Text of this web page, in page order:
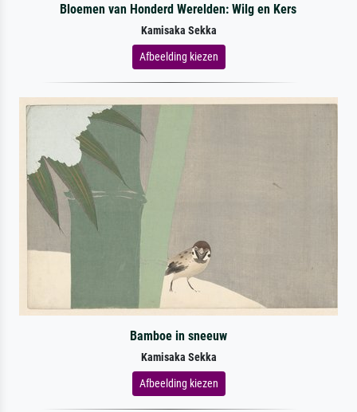
Bloemen van Honderd Werelden: Wilg en Kers
Kamisaka Sekka
Afbeelding kiezen
Bamboe in sneeuw
Kamisaka Sekka
Afbeelding kiezen